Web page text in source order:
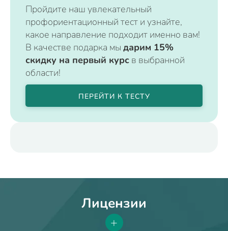
Пройдите наш увлекательный
профориентационный тест и узнайте,
какое направление подходит именно вам!
В качестве подарка мы дарим 15%
скидку на первый курс в выбранной
области!
ПЕРЕЙТИ К ТЕСТУ
Лицензии
+